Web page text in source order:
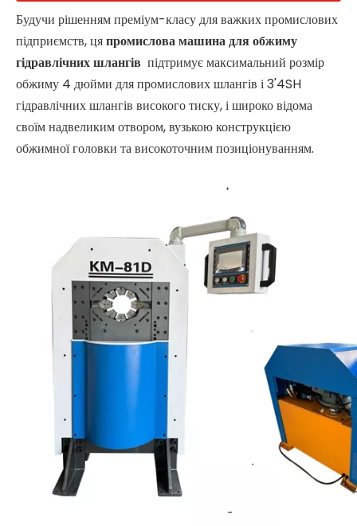
Будучи рішенням преміум-класу для важких промислових
підприємств, цяпромислова машина для обжиму
гідравлічних шлангів підтримує максимальний розмір
обжиму 4 дюйми для промислових шлангів і 3'4SH
гідравлічних шлангів високого тиску, і широко відома
своїм надвеликим отвором, вузькою конструкцією
обжимної головки та високоточним позиціонуванням.